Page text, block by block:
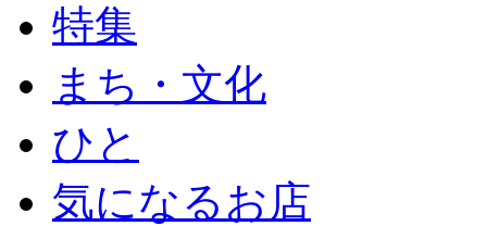
特集
まち・文化
ひと
気になるお店